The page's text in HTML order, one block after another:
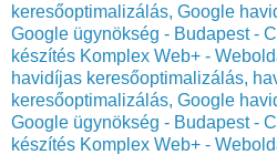
keresőoptimalizálás, Google
Google ügynökség - Budapest -
készítés Komplex Web+ -
havidíjas keresőoptimalizálás,
keresőoptimalizálás, Google
Google ügynökség - Budapest -
készítés Komplex Web+ -